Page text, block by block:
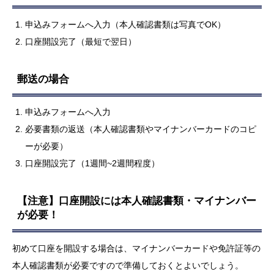
申込みフォームへ入力（本人確認書類は写真でOK）
口座開設完了（最短で翌日）
郵送の場合
申込みフォームへ入力
必要書類の返送（本人確認書類やマイナンバーカードのコピ
ーが必要）
口座開設完了（1週間~2週間程度）
【注意】口座開設には本人確認書類・マイナンバー
が必要！
初めて口座を開設する場合は、マイナンバーカードや免許証等の
本人確認書類が必要ですので準備しておくとよいでしょう。